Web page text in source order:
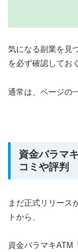
気になる副業を見
を必ず確認してお
通常は、ページの
資金バラマ
コミや評判
まだ正式リリース
トから、
資金バラマキATM